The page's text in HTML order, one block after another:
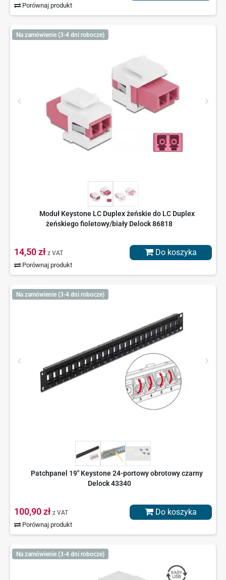
Porównaj produkt
Na zamówienie (3-4 dni robocze)
Moduł Keystone LC Duplex żeńskie do LC Duplex
żeńskiego fioletowy/biały Delock 86818
14,50 zł z VAT
Porównaj produkt
Do koszyka
Na zamówienie (3-4 dni robocze)
Patchpanel 19" Keystone 24-portowy obrotowy czarny
Delock 43340
100,90 zł z VAT
Porównaj produkt
Do koszyka
Na zamówienie (3-4 dni robocze)